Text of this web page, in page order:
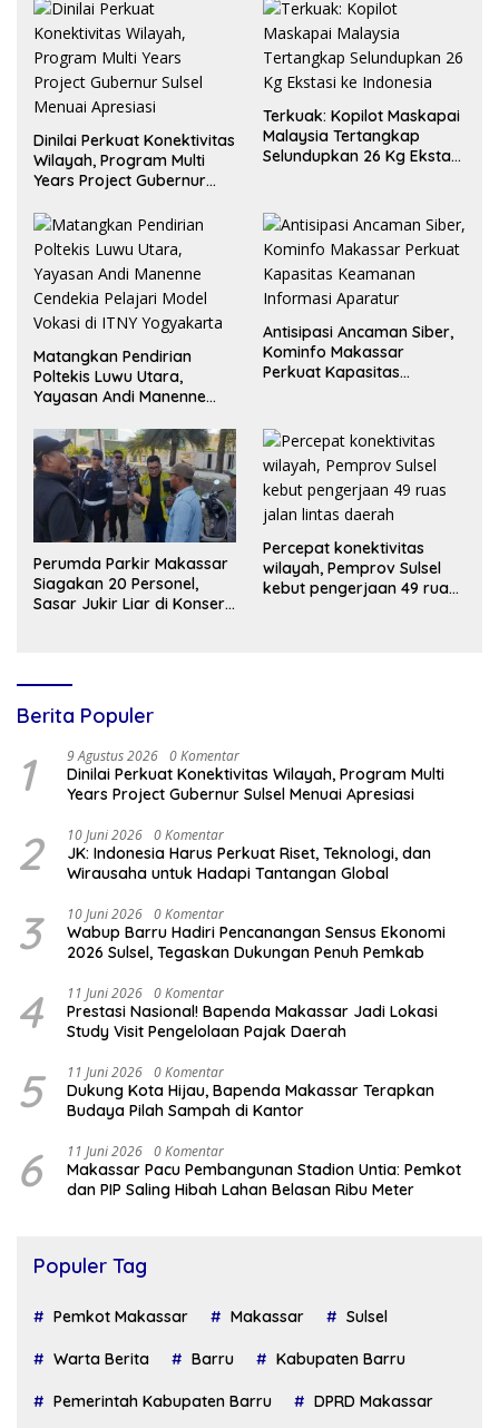
Dinilai Perkuat Konektivitas
Wilayah, Program Multi
Years Project Gubernur
Terkuak: Kopilot Maskapai
Malaysia Tertangkap
Selundupkan 26 Kg Ekstasi
Matangkan Pendirian
Poltekis Luwu Utara,
Yayasan Andi Manenne
Vokasi di ITNY Yogyakarta
Antisipasi Ancaman Siber,
Kominfo Makassar
Perkuat Kapasitas
Perumda Parkir Makassar
Siagakan 20 Personel,
Sasar Jukir Liar di Konser
Percepat konektivitas
wilayah, Pemprov Sulsel
kebut pengerjaan 49 ruas
Berita Populer
1 9 Agustus 2026 0 Komentar
Dinilai Perkuat Konektivitas Wilayah, Program Multi
Years Project Gubernur Sulsel Menuai Apresiasi
2 10 Juni 2026 0 Komentar
JK: Indonesia Harus Perkuat Riset, Teknologi, dan
Wirausaha untuk Hadapi Tantangan Global
3 10 Juni 2026 0 Komentar
Wabup Barru Hadiri Pencanangan Sensus Ekonomi
2026 Sulsel, Tegaskan Dukungan Penuh Pemkab
4 11 Juni 2026 0 Komentar
Prestasi Nasional! Bapenda Makassar Jadi Lokasi
Study Visit Pengelolaan Pajak Daerah
5 11 Juni 2026 0 Komentar
Dukung Kota Hijau, Bapenda Makassar Terapkan
Budaya Pilah Sampah di Kantor
6 11 Juni 2026 0 Komentar
Makassar Pacu Pembangunan Stadion Untia: Pemkot
dan PIP Saling Hibah Lahan Belasan Ribu Meter
Populer Tag
Pemkot Makassar Makassar Sulsel
Warta Berita Barru Kabupaten Barru
Pemerintah Kabupaten Barru DPRD Makassar